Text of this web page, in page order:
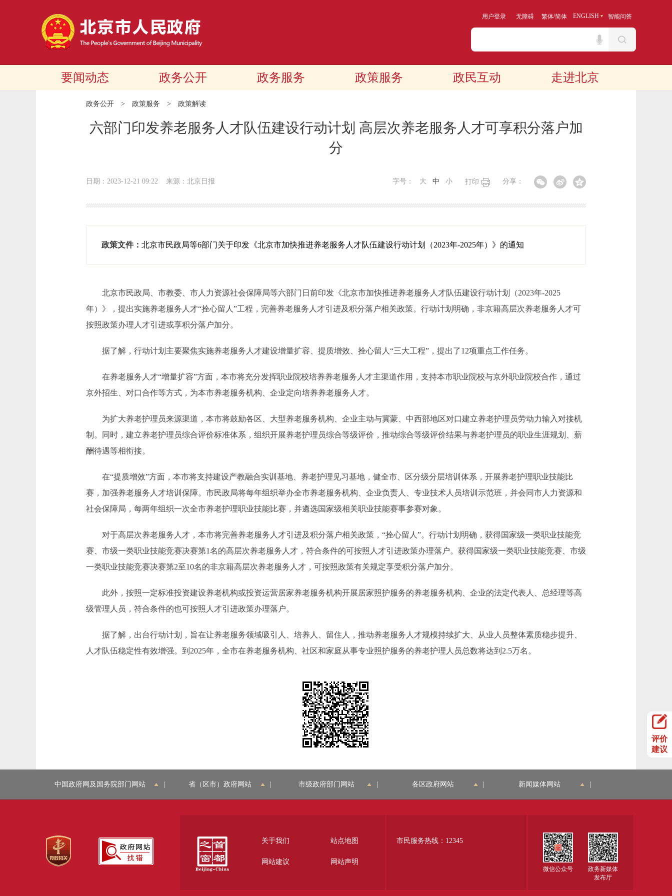
用户登录 无障碍 繁体/简体 ENGLISH 智能问答
要闻动态 政务公开 政务服务 政策服务 政民互动 走进北京
政务公开 > 政策服务 > 政策解读
六部门印发养老服务人才队伍建设行动计划 高层次养老服务人才可享积分落户加
分
日期：2023-12-21 09:22 来源：北京日报 分享：
打印
字号： 大 中 小
政策文件： 北京市民政局等6部门关于印发《北京市加快推进养老服务人才队伍建设行动计划（2023年-2025年）》的通知
北京市民政局、市教委、市人力资源社会保障局等六部门日前印发《北京市加快推进养老服务人才队伍建设行动计划（2023年-2025
年）》，提出实施养老服务人才“拴心留人”工程，完善养老服务人才引进及积分落户相关政策。行动计划明确，非京籍高层次养老服务人才可
按照政策办理人才引进或享积分落户加分。
据了解，行动计划主要聚焦实施养老服务人才建设增量扩容、提质增效、拴心留人“三大工程”，提出了12项重点工作任务。
在养老服务人才“增量扩容”方面，本市将充分发挥职业院校培养养老服务人才主渠道作用，支持本市职业院校与京外职业院校合作，通过
京外招生、对口合作等方式，为本市养老服务机构、企业定向培养养老服务人才。
为扩大养老护理员来源渠道，本市将鼓励各区、大型养老服务机构、企业主动与冀蒙、中西部地区对口建立养老护理员劳动力输入对接机
制。同时，建立养老护理员综合评价标准体系，组织开展养老护理员综合等级评价，推动综合等级评价结果与养老护理员的职业生涯规划、薪
酬待遇等相衔接。
在“提质增效”方面，本市将支持建设产教融合实训基地、养老护理见习基地，健全市、区分级分层培训体系，开展养老护理职业技能比
赛，加强养老服务人才培训保障。市民政局将每年组织举办全市养老服务机构、企业负责人、专业技术人员培训示范班，并会同市人力资源和
社会保障局，每两年组织一次全市养老护理职业技能比赛，并遴选国家级相关职业技能赛事参赛对象。
对于高层次养老服务人才，本市将完善养老服务人才引进及积分落户相关政策，“拴心留人”。行动计划明确，获得国家级一类职业技能竞
赛、市级一类职业技能竞赛决赛第1名的高层次养老服务人才，符合条件的可按照人才引进政策办理落户。获得国家级一类职业技能竞赛、市级
一类职业技能竞赛决赛第2至10名的非京籍高层次养老服务人才，可按照政策有关规定享受积分落户加分。
此外，按照一定标准投资建设养老机构或投资运营居家养老服务机构开展居家照护服务的养老服务机构、企业的法定代表人、总经理等高
级管理人员，符合条件的也可按照人才引进政策办理落户。
据了解，出台行动计划，旨在让养老服务领域吸引人、培养人、留住人，推动养老服务人才规模持续扩大、从业人员整体素质稳步提升、
人才队伍稳定性有效增强。到2025年，全市在养老服务机构、社区和家庭从事专业照护服务的养老护理人员总数将达到2.5万名。
评价
建议
中国政府网及国务院部门网站 省（区市）政府网站 市级政府部门网站 各区政府网站 新闻媒体网站
关于我们 站点地图
网站建议 网站声明
市民服务热线：12345
微信公众号
政务新媒体
发布厅